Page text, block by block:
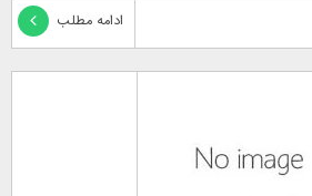
ادامه مطلب